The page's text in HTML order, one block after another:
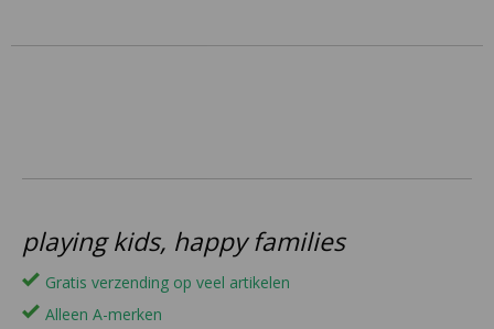
playing kids, happy families
Gratis verzending op veel artikelen
Alleen A-merken